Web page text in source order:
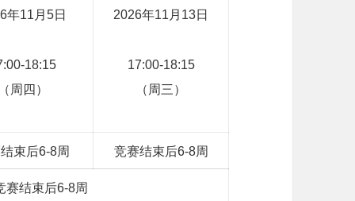
年11月5日
18:15
周四）
2026年11月13日
17:00-18:15
（周三）
束后6-8周 竞赛结束后6-8周
赛结束后6-8周